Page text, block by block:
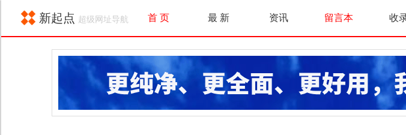
新起点 超级网址导航 首 页 最 新 资讯 留言本 收